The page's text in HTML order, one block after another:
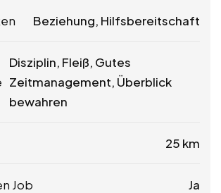
Beziehung, Hilfsbereitschaft
Disziplin, Fleiß, Gutes
Zeitmanagement, Überblick
bewahren
25 km
Job Ja